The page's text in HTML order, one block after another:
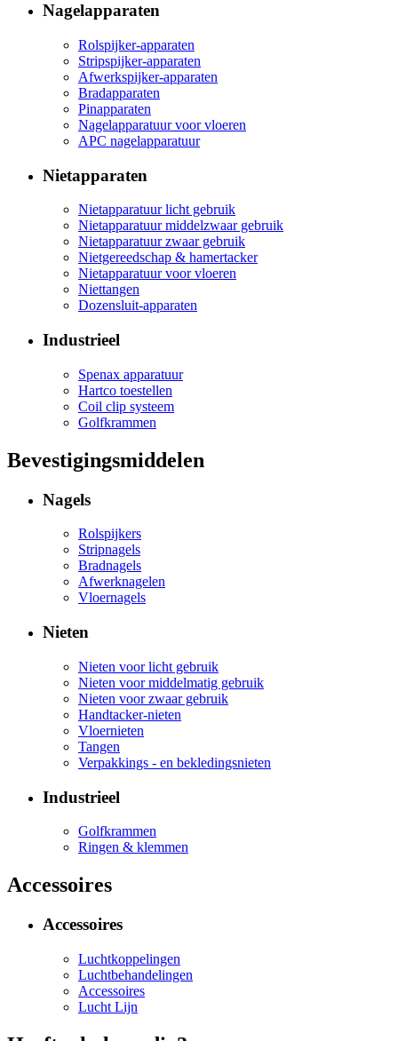
Nagelapparaten
Rolspijker-apparaten
Stripspijker-apparaten
Afwerkspijker-apparaten
Bradapparaten
Pinapparaten
Nagelapparatuur voor vloeren
APC nagelapparatuur
Nietapparaten
Nietapparatuur licht gebruik
Nietapparatuur middelzwaar gebruik
Nietapparatuur zwaar gebruik
Nietgereedschap & hamertacker
Nietapparatuur voor vloeren
Niettangen
Dozensluit-apparaten
Industrieel
Spenax apparatuur
Hartco toestellen
Coil clip systeem
Golfkrammen
Bevestigingsmiddelen
Nagels
Rolspijkers
Stripnagels
Bradnagels
Afwerknagelen
Vloernagels
Nieten
Nieten voor licht gebruik
Nieten voor middelmatig gebruik
Nieten voor zwaar gebruik
Handtacker-nieten
Vloernieten
Tangen
Verpakkings - en bekledingsnieten
Industrieel
Golfkrammen
Ringen & klemmen
Accessoires
Accessoires
Luchtkoppelingen
Luchtbehandelingen
Accessoires
Lucht Lijn